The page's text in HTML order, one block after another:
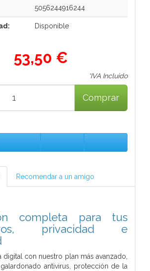
5056244916244
Disponible
53,50 €
*IVA Incluido
Comprar
Recomendar a un amigo
completa para tus
privacidad e
digital con nuestro plan más avanzado,
antivirus, protección de la